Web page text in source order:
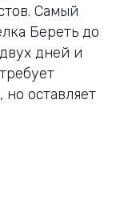
Самый
Береть до
дней и
оставляет